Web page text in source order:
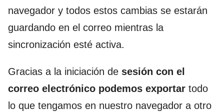
navegador y todos estos cambias se estarán
guardando en el correo mientras la
sincronización esté activa.
Gracias a la iniciación de sesión con el
correo electrónico podemos exportar todo
lo que tengamos en nuestro navegador a otro